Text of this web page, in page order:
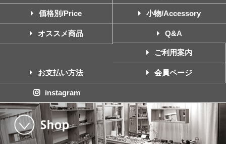
価格別/Price 小物/Accessory
オススメ商品 Q&A
ご利用案内
お支払い方法 会員ページ
instagram